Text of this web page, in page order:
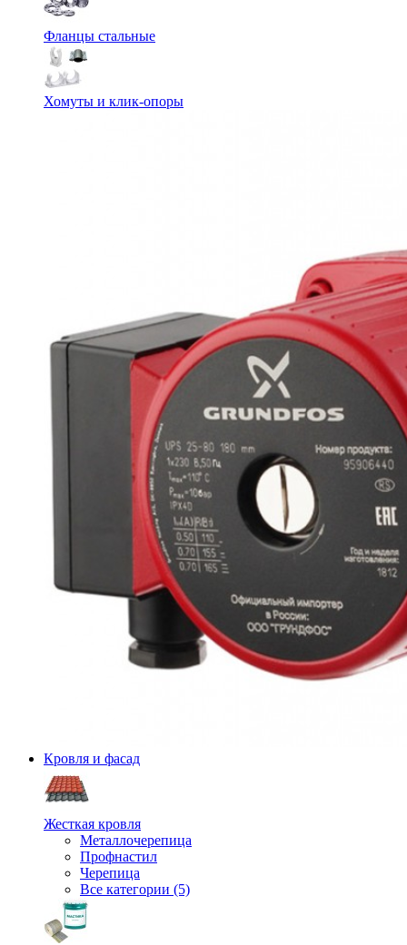
Фланцы стальные
Хомуты и клик-опоры
Кровля и фасад
Жесткая кровля
Металлочерепица
Профнастил
Черепица
Все категории (5)